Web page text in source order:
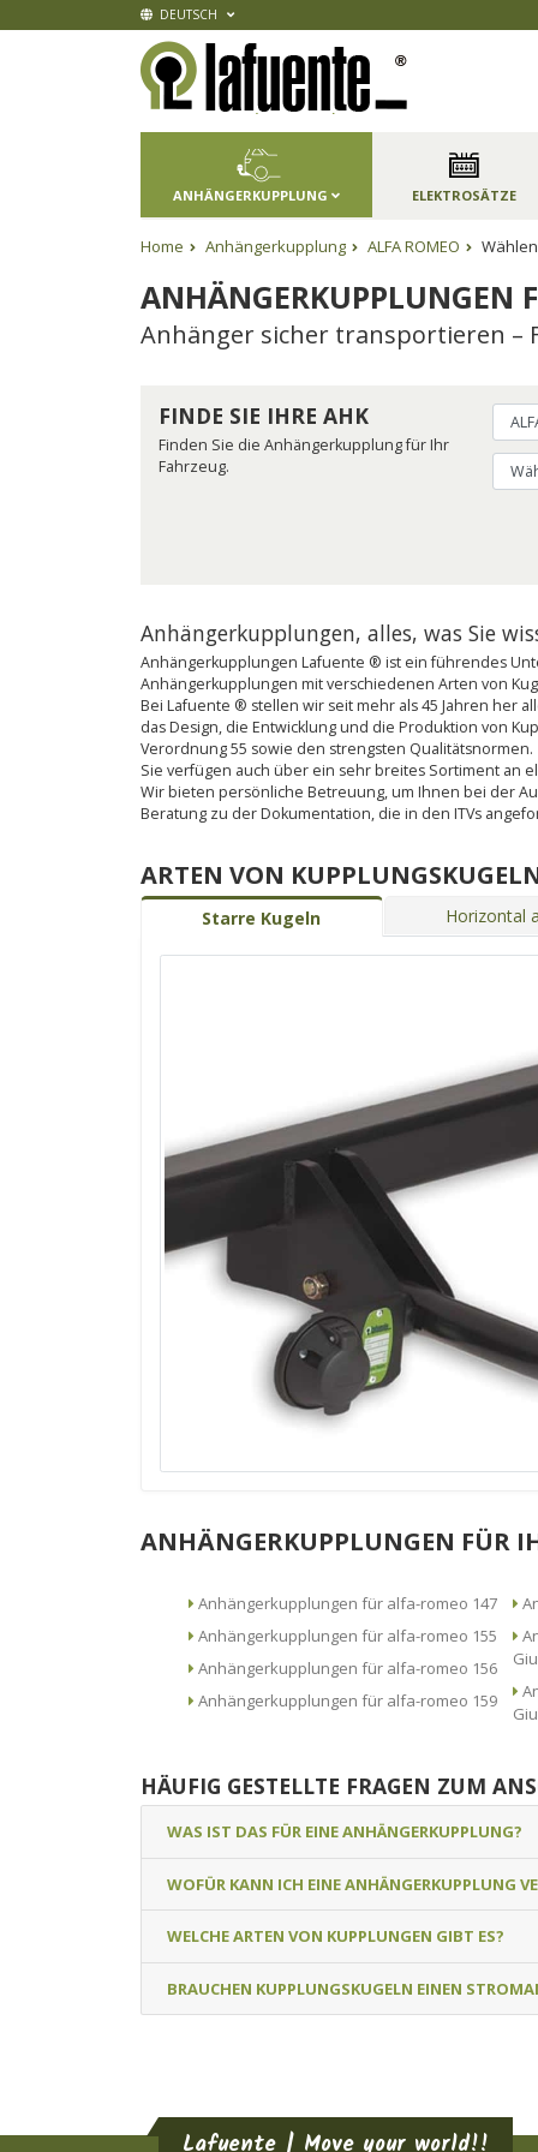
DEUTSCH
ANHÄNGERKUPPLUNG ELEKTROSÄTZE
Home Anhängerkupplung ALFA ROMEO
ANHÄNGERKUPPLUNGEN
Anhänger sicher transportieren –
FINDE SIE IHRE AHK
Finden Sie die Anhängerkupplung für Ihr
Fahrzeug.
Anhängerkupplungen, alles, was Sie
Anhängerkupplungen Lafuente ® ist ein führendes
Anhängerkupplungen mit verschiedenen Arten von
Bei Lafuente ® stellen wir seit mehr als 45 Jahren her
das Design, die Entwicklung und die Produktion von
Verordnung 55 sowie den strengsten Qualitätsnormen.
Sie verfügen auch über ein sehr breites Sortiment an
Wir bieten persönliche Betreuung, um Ihnen bei der
Beratung zu der Dokumentation, die in den ITVs
ARTEN VON
Starre Kugeln Horizontal
ANHÄNGERKUPPLUNGEN FÜR
Anhängerkupplungen für alfa-romeo 147
Anhängerkupplungen für alfa-romeo 155
Anhängerkupplungen für alfa-romeo 156
Anhängerkupplungen für alfa-romeo 159
HÄUFIG GESTELLTE FRAGEN ZUM
WAS IST DAS FÜR EINE ANHÄNGERKUPPLUNG?
WOFÜR KANN ICH EINE ANHÄNGERKUPPLUNG
WELCHE ARTEN VON KUPPLUNGEN GIBT ES?
BRAUCHEN KUPPLUNGSKUGELN EINEN